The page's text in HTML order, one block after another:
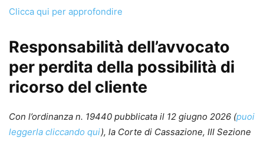
Clicca qui per approfondire
Responsabilità dell’avvocato
per perdita della possibilità di
ricorso del cliente
Con l’ordinanza n. 19440 pubblicata il 12 giugno 2026 (puoi
leggerla cliccando qui), la Corte di Cassazione, III Sezione